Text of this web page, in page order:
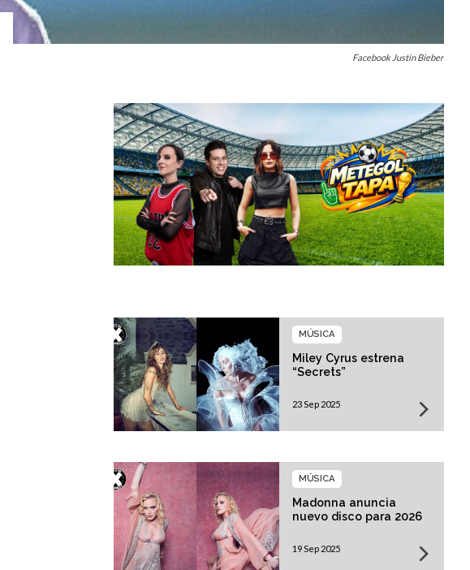
Facebook Justin Bieber
Miley Cyrus estrena
“Secrets”
MÚSICA
23 Sep 2025
Madonna anuncia
nuevo disco para 2026
MÚSICA
19 Sep 2025